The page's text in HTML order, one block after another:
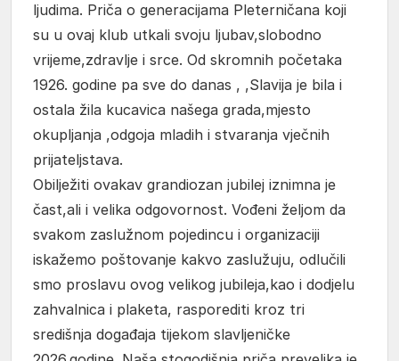
ljudima. Priča o generacijama Pleterničana koji
su u ovaj klub utkali svoju ljubav,slobodno
vrijeme,zdravlje i srce. Od skromnih početaka
1926. godine pa sve do danas , ,Slavija je bila i
ostala žila kucavica našega grada,mjesto
okupljanja ,odgoja mladih i stvaranja vječnih
prijateljstava.
Obilježiti ovakav grandiozan jubilej iznimna je
čast,ali i velika odgovornost. Vođeni željom da
svakom zaslužnom pojedincu i organizaciji
iskažemo poštovanje kakvo zaslužuju, odlučili
smo proslavu ovog velikog jubileja,kao i dodjelu
zahvalnica i plaketa, rasporediti kroz tri
središnja događaja tijekom slavljeničke